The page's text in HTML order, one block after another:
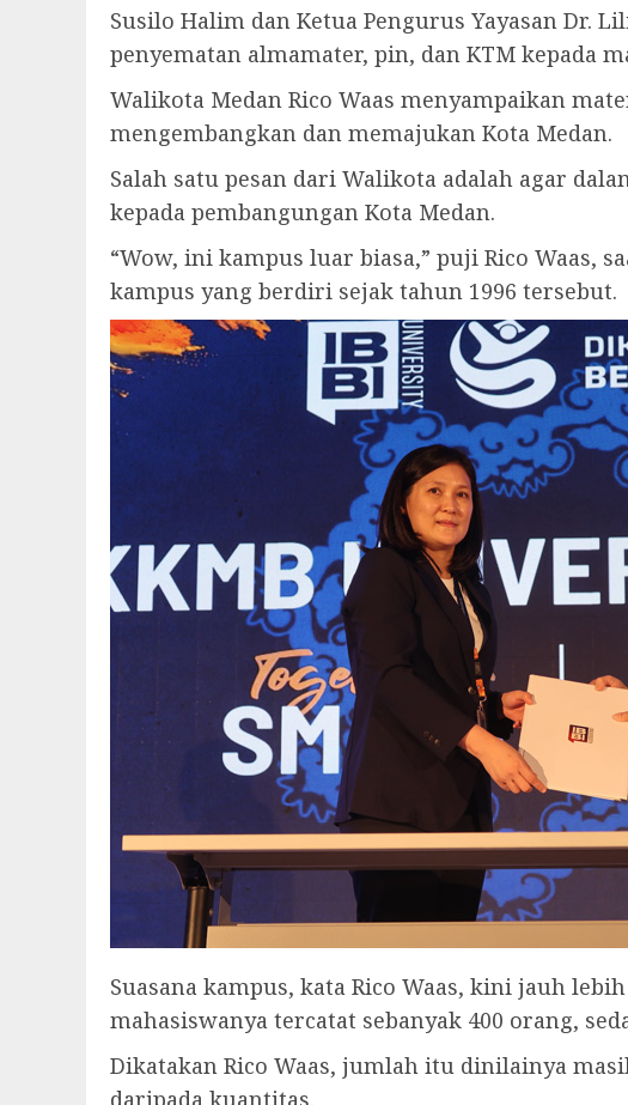
Susilo Halim dan Ketua Pengurus Yayasan Dr.
penyematan almamater, pin, dan KTM kepada
Walikota Medan Rico Waas menyampaikan
mengembangkan dan memajukan Kota Medan.
Salah satu pesan dari Walikota adalah agar
kepada pembangungan Kota Medan.
“Wow, ini kampus luar biasa,” puji Rico Waas,
kampus yang berdiri sejak tahun 1996 tersebut.
Suasana kampus, kata Rico Waas, kini jauh
mahasiswanya tercatat sebanyak 400 orang,
Dikatakan Rico Waas, jumlah itu dinilainya
daripada kuantitas.